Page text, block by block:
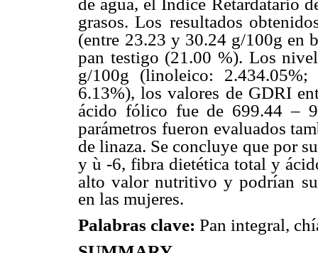
grasos. Los resultados
(entre 23.23 y 30.24 g/100g en
pan testigo (21.00 %). Los
g/100g (linoleico:
6.13%), los valores de GDRI
ácido fólico fue de 699.44 –
parámetros fueron evaluados
de linaza. Se concluye que por
y ù -6, fibra dietética total y
alto valor nutritivo y podrían
en las mujeres.
Palabras clave: Pan integral,